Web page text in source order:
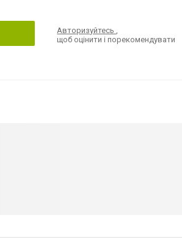
Авторизуйтесь,
щоб оцінити і порекомендувати